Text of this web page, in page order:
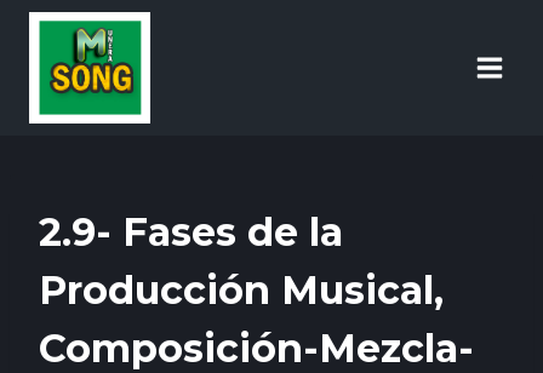
2.9- Fases de la
Producción Musical,
Composición-Mezcla-